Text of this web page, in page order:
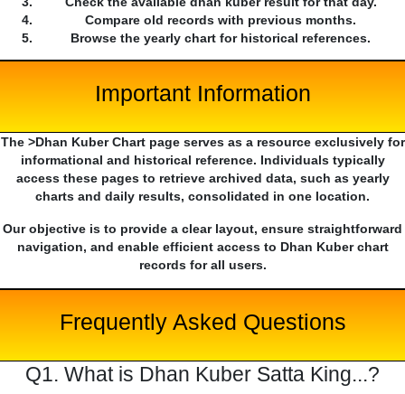
Compare old records with previous months.
Browse the yearly chart for historical references.
Important Information
The >Dhan Kuber Chart page serves as a resource exclusively for
informational and historical reference. Individuals typically
access these pages to retrieve archived data, such as yearly
charts and daily results, consolidated in one location.
Our objective is to provide a clear layout, ensure straightforward
navigation, and enable efficient access to Dhan Kuber chart
records for all users.
Frequently Asked Questions
Q1. What is Dhan Kuber Satta King...?